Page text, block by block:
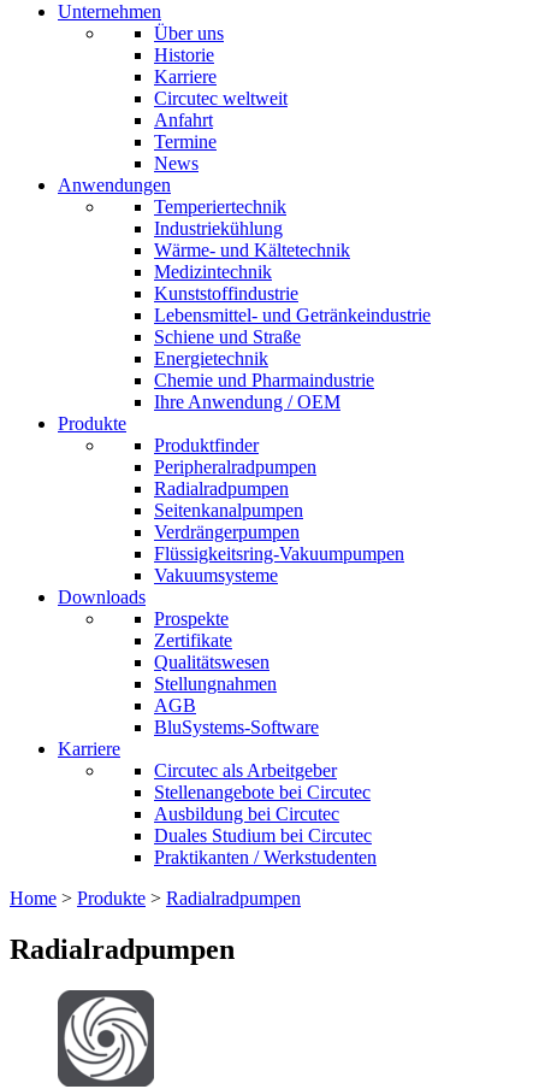
Unternehmen
Über uns
Historie
Karriere
Circutec weltweit
Anfahrt
Termine
News
Anwendungen
Temperiertechnik
Industriekühlung
Wärme- und Kältetechnik
Medizintechnik
Kunststoffindustrie
Lebensmittel- und Getränkeindustrie
Schiene und Straße
Energietechnik
Chemie und Pharmaindustrie
Ihre Anwendung / OEM
Produkte
Produktfinder
Peripheralradpumpen
Radialradpumpen
Seitenkanalpumpen
Verdrängerpumpen
Flüssigkeitsring-Vakuumpumpen
Vakuumsysteme
Downloads
Prospekte
Zertifikate
Qualitätswesen
Stellungnahmen
AGB
BluSystems-Software
Karriere
Circutec als Arbeitgeber
Stellenangebote bei Circutec
Ausbildung bei Circutec
Duales Studium bei Circutec
Praktikanten / Werkstudenten
Home > Produkte > Radialradpumpen
Radialradpumpen